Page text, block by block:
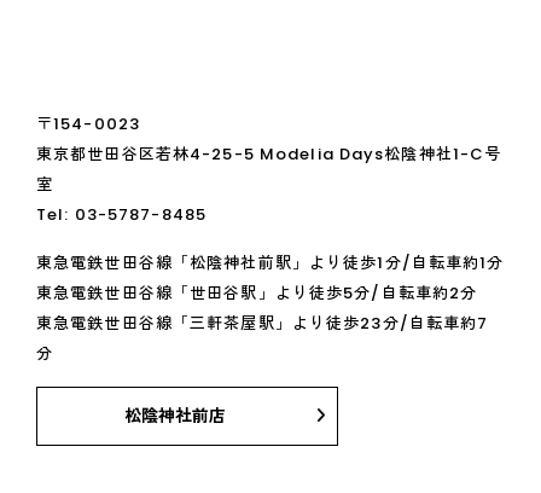
〒154-0023
東京都世田谷区若林4-25-5 Modelia Days松陰神社1-C号
室
Tel: 03-5787-8485
東急電鉄世田谷線「松陰神社前駅」より徒歩1分/自転車約1分
東急電鉄世田谷線「世田谷駅」より徒歩5分/自転車約2分
東急電鉄世田谷線「三軒茶屋駅」より徒歩23分/自転車約7
分
松陰神社前店